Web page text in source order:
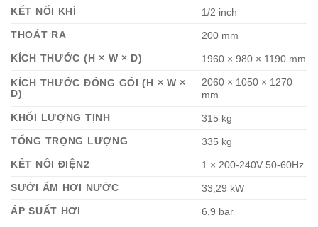
KẾT NỐI KHÍ
1/2 inch
THOÁT RA
200 mm
KÍCH THƯỚC (H × W × D)
1960 × 980 × 1190 mm
KÍCH THƯỚC ĐÓNG GÓI (H × W ×
D)
2060 × 1050 × 1270
mm
KHỐI LƯỢNG TỊNH
315 kg
TỔNG TRỌNG LƯỢNG
335 kg
KẾT NỐI ĐIỆN2
1 × 200-240V 50-60Hz
SƯỞI ẤM HƠI NƯỚC
33,29 kW
ÁP SUẤT HƠI
6,9 bar